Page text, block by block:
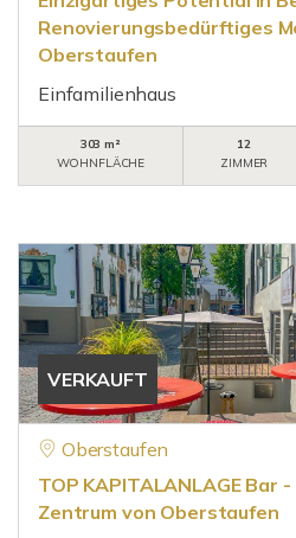
Renovierungsbedürftiges
Oberstaufen
Einfamilienhaus
303 m²
WOHNFLÄCHE
12
ZIMMER
VERKAUFT
Oberstaufen
TOP KAPITALANLAGE Bar
Zentrum von Oberstaufen